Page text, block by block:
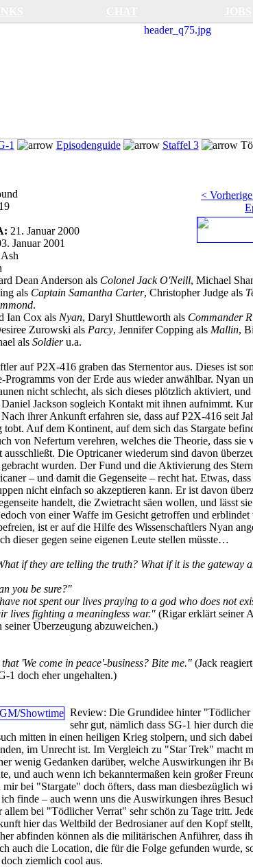
1 Episodenguide Staffel 3
<
21. Januar 2000
Januar 2001
Dean Anderson als Colonel Jack O'Neill, Michael
als Captain Samantha Carter, Christopher Judge als
.
Ian Cox als Nyan, Daryl Shuttleworth als Commander
Zurowski als Parcy, Jennifer Copping als Mallin,
als Soldieru.a.
auf P2X-416 graben das Sternentor aus. Dieses ist
Programms von der Erde aus wieder anwählbar. Nyan
nicht schlecht, als sich dieses plötzlich aktiviert,
Jackson sogleich Kontakt mit ihnen aufnimmt.
ihrer Ankunft erfahren sie, dass auf P2X-416 seit
Auf dem Kontinent, auf dem sich das Stargate
von Nefertum verehren, welches die Theorie, dass sie
ausschließt. Die Optricaner wiederum sind davon
wurden. Der Fund und die Aktivierung des
– und damit die Gegenseite – recht hat. Etwas,
nicht einfach so akzeptieren kann. Er ist davon
handelt, die Zwietracht säen wollen, und lässt
von einer Waffe im Gesicht getroffen und erblindet
ist er auf die Hilfe des Wissenschaftlers Nyan
dieser gegen seine eigenen Leute stellen müsste…
if they are telling the truth? What if it is the gateway
you be sure?"
not spent our lives praying to a god who does not
lives fighting a meaningless war."(Rigar erklärt seiner
Überzeugung abzuweichen.)
'We come in peace'-business? Bite me."(Jack
1 doch eher ungehalten.)
Review: Die Grundidee hinter
sehr gut, nämlich dass SG-1 hier durch
mitten in einen heiligen Krieg stolpern, und sich dabei
im Unrecht ist. Im Vergleich zu "Star Trek" macht
wenig Gedanken darüber, welche Auswirkungen ihr
und auch wenn ich bekanntermaßen kein großer
bei "Stargate" doch öfters, dass man diesbezüglich
finde – auch wenn uns die Auswirkungen ihres
allem bei "Tödlicher Verrat" sehr schön zu Tage tritt.
hier das Weltbild der Bedrosianer auf den Kopf
abfinden können als die militärischen Anführer, dass
auch die Location, die für die Folge gefunden wurde,
ziemlich cool aus.